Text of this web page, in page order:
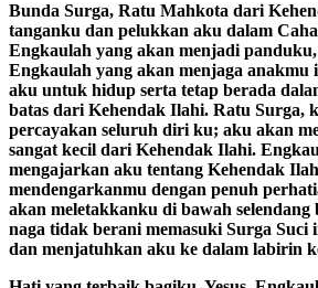
Bunda Surga, Ratu Mahkota dari
tanganku dan pelukkan aku dalam
Engkaulah yang akan menjadi
Engkaulah yang akan menjaga anakmu
aku untuk hidup serta tetap berada
batas dari Kehendak Ilahi. Ratu Surga,
percayakan seluruh diri ku; aku akan
sangat kecil dari Kehendak Ilahi.
mengajarkan aku tentang Kehendak
mendengarkanmu dengan penuh
akan meletakkanku di bawah
naga tidak berani memasuki Surga Suci
dan menjatuhkan aku ke dalam labirin